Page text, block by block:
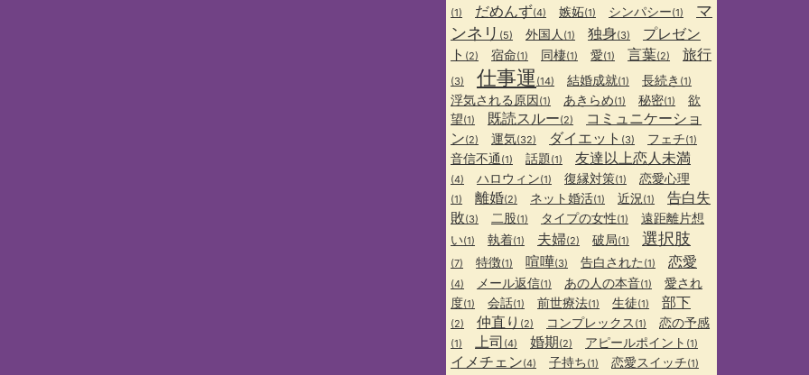
(1) だめんず(4) 嫉妬(1) シンパシー(1)
マ
ンネリ (5) 外国人 (1) 独身(3)
プレゼン
ト (2) 宿命(1) 同棲(1) 愛(1) 言葉(2) 旅行
(3) 仕事運 (14) 結婚成就(1) 長続き (1)
浮気される原因(1) あきらめ(1) 秘密(1)
欲
望(1) 既読スルー(2)
コミュニケーショ
ン(2) 運気(32) ダイエット (3) フェチ(1)
音信不通 (1) 話題(1) 友達以上恋人未満
(4) ハロウィン(1) 復縁対策(1) 恋愛心理
(1) 離婚(2) ネット婚活(1) 近況 (1)
告白失
敗(3) 二股(1) タイプの女性(1)
遠距離片想
い(1) 執着(1) 夫婦(2) 破局(1) 選択肢
(7) 特徴(1) 喧嘩(3) 告白された (1) 恋愛
(4) メール返信(1) あの人の本音(1)
愛され
度(1) 会話(1) 前世療法(1) 生徒(1) 部下
(2) 仲直り (2) コンプレックス (1) 恋の予感
(1) 上司 (4) 婚期(2) アピールポイント (1)
イメチェン(4) 子持ち(1) 恋愛スイッチ(1)